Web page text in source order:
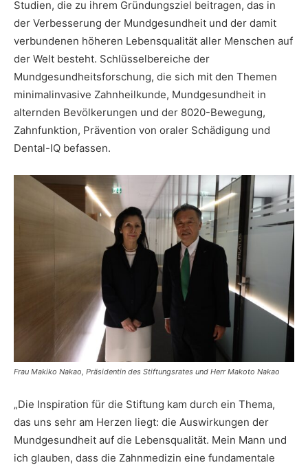
Studien, die zu ihrem Gründungsziel beitragen, das in
der Verbesserung der Mundgesundheit und der damit
verbundenen höheren Lebensqualität aller Menschen auf
der Welt besteht. Schlüsselbereiche der
Mundgesundheitsforschung, die sich mit den Themen
minimalinvasive Zahnheilkunde, Mundgesundheit in
alternden Bevölkerungen und der 8020-Bewegung,
Zahnfunktion, Prävention von oraler Schädigung und
Dental-IQ befassen.
Frau Makiko Nakao, Präsidentin des Stiftungsrates und Herr Makoto Nakao
„Die Inspiration für die Stiftung kam durch ein Thema,
das uns sehr am Herzen liegt: die Auswirkungen der
Mundgesundheit auf die Lebensqualität. Mein Mann und
ich glauben, dass die Zahnmedizin eine fundamentale